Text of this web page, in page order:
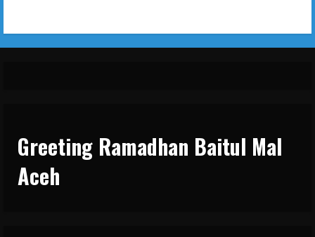
Greeting Ramadhan Baitul Mal
Aceh